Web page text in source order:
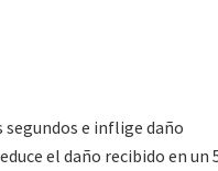
e inflige daño
el daño recibido en un